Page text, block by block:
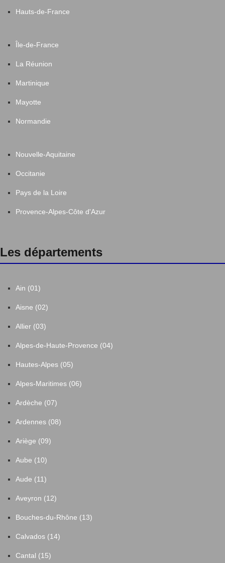
Hauts-de-France
Île-de-France
La Réunion
Martinique
Mayotte
Normandie
Nouvelle-Aquitaine
Occitanie
Pays de la Loire
Provence-Alpes-Côte d'Azur
Les départements
Ain (01)
Aisne (02)
Allier (03)
Alpes-de-Haute-Provence (04)
Hautes-Alpes (05)
Alpes-Maritimes (06)
Ardèche (07)
Ardennes (08)
Ariège (09)
Aube (10)
Aude (11)
Aveyron (12)
Bouches-du-Rhône (13)
Calvados (14)
Cantal (15)